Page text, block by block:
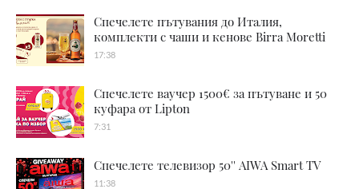
Спечелете пътувания до Италия,
комплекти с чаши и кенове Birra Moretti
17:38
Спечелете ваучер 1500€ за пътуване и 50
куфара от Lipton
7:31
Спечелете телевизор 50'' AIWA Smart TV
11:38